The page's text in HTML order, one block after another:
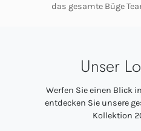
das gesamte Büge
Unser
Werfen Sie einen Blick
entdecken Sie unsere
Kollektion